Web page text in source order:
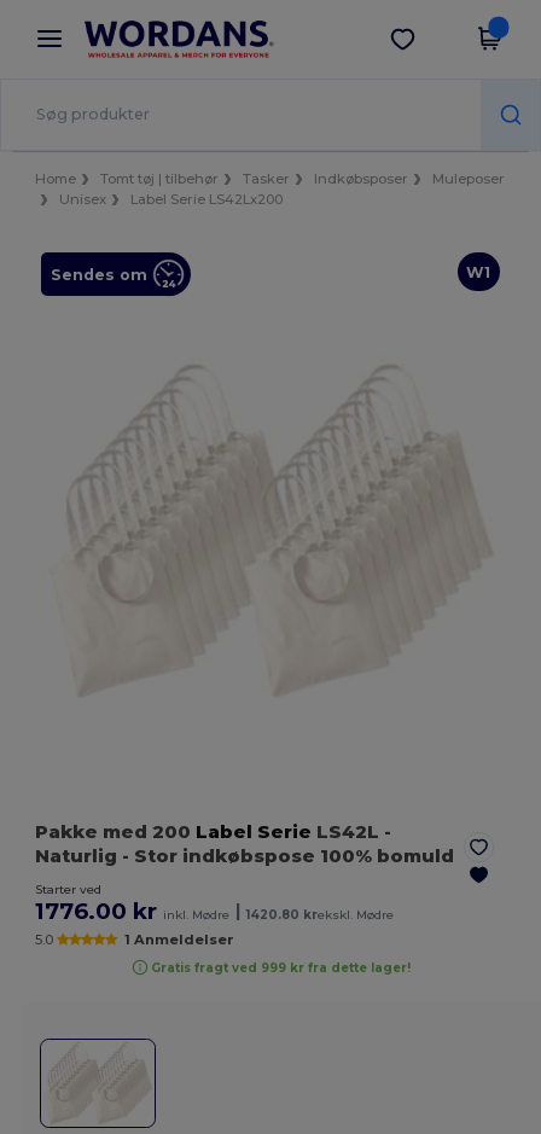
× Wordans-app
Bedre priser i appen!
Hent app
Home Tomt tøj | tilbehør Tasker Indkøbsposer
Muleposer
Unisex
Label Serie LS42Lx200
W1
Sendes om
Pakke med 200 Label Serie LS42L -
Naturlig - Stor indkøbspose 100% bomuld
Starter ved
1776.00 kr inkl. Mødre 1420.80 krekskl. Mødre
5.0 1 Anmeldelser
Gratis fragt ved 999 kr fra dette lager!